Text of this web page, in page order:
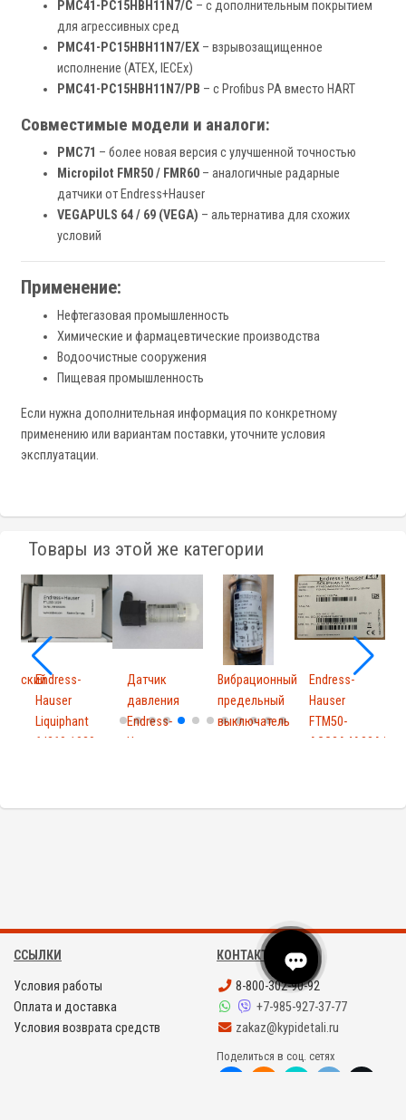
PMC41-PC15HBH11N7/C – с дополнительным покрытием
для агрессивных сред
PMC41-PC15HBH11N7/EX – взрывозащищенное
исполнение (ATEX, IECEx)
PMC41-PC15HBH11N7/PB – с Profibus PA вместо HART
Совместимые модели и аналоги:
PMC71 – более новая версия с улучшенной точностью
Micropilot FMR50 / FMR60 – аналогичные радарные
датчики от Endress+Hauser
VEGAPULS 64 / 69 (VEGA) – альтернатива для схожих
условий
Применение:
Нефтегазовая промышленность
Химические и фармацевтические производства
Водоочистные сооружения
Пищевая промышленность
Если нужна дополнительная информация по конкретному
применению или вариантам поставки, уточните условия
эксплуатации.
Товары из этой же категории
Endress-
Hauser
Liquiphant
ftl260-1029
Датчик
давления
Endress-
Hauser
Вибрационный
предельный
выключатель
Endress-
Hauser
FTM50-
AGG2A4A32AA
ССЫЛКИ
Условия работы
Оплата и доставка
Условия возврата средств
КОНТАКТЫ
8-800-302-90-92
+7-985-927-37-77
zakaz@kypidetali.ru
Поделиться в соц. сетях